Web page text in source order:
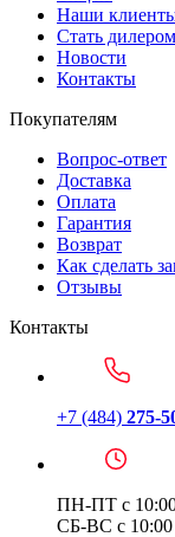
Наши
Стать дилером
Новости
Контакты
Покупателям
Вопрос-ответ
Доставка
Оплата
Гарантия
Возврат
Как сделать
Отзывы
Контакты
+7 (484) 275-
ПН-ПТ с
СБ-ВС с 10:00